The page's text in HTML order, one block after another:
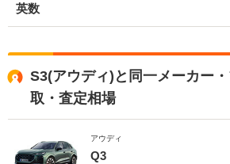
英数
S3(アウディ)と同一メーカー
取・査定相場
アウディ
Q3